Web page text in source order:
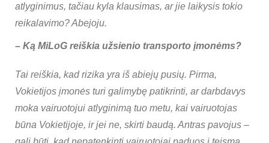
atlyginimus, tačiau kyla klausimas, ar jie laikysis tokio
reikalavimo? Abejoju.
– Ką MiLoG reiškia užsienio transporto įmonėms?
Tai reiškia, kad rizika yra iš abiejų pusių. Pirma,
Vokietijos įmonės turi galimybę patikrinti, ar darbdavys
moka vairuotojui atlyginimą tuo metu, kai vairuotojas
būna Vokietijoje, ir jei ne, skirti baudą. Antras pavojus –